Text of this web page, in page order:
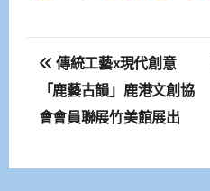
文
章
導
覽
傳統工藝x現代創意
「鹿藝古韻」鹿港文創協
會會員聯展竹美館展出